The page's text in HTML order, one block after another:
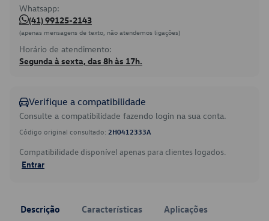
Whatsapp:
(41) 99125-2143
(apenas mensagens de texto, não atendemos ligações)
Horário de atendimento:
Segunda à sexta, das 8h às 17h.
Verifique a compatibilidade
Consulte a compatibilidade fazendo login na sua conta.
Código original consultado: 2H0412333A
Compatibilidade disponível apenas para clientes logados.
Entrar
Descrição Características Aplicações